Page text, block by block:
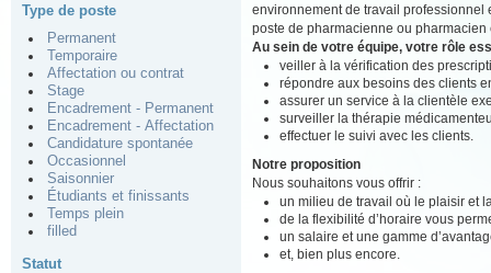
Type de poste
Permanent
Temporaire
Affectation ou contrat
Stage
Encadrement - Permanent
Encadrement - Affectation
Candidature spontanée
Occasionnel
Saisonnier
Étudiants et finissants
Temps plein
filled
Statut
environnement de travail professionnel
poste de pharmacienne ou pharmacien
Au sein de votre équipe, votre rôle
veiller à la vérification des
répondre aux besoins des clients
assurer un service à la clientèle
surveiller la thérapie
effectuer le suivi avec les clients.
Notre proposition
Nous souhaitons vous offrir :
un milieu de travail où le plaisir et
de la flexibilité d’horaire vous
un salaire et une gamme
et, bien plus encore.